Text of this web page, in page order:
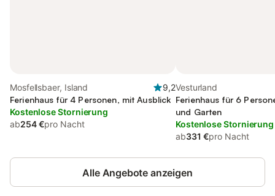
Mosfellsbaer, Island
9,2
Ferienhaus für 4 Personen, mit Ausblick
Kostenlose Stornierung
ab254 €pro Nacht
Vesturland
Ferienhaus für 6
und Garten
Kostenlose Stornierung
ab331 €pro Nacht
Alle Angebote anzeigen